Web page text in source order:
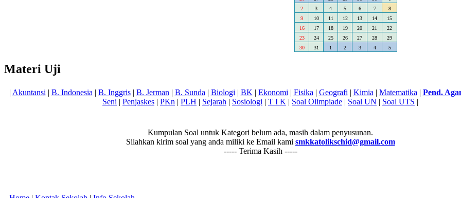
2
3 4 5 6 7
8
9
10 11 12 13 14
15
16
17 18 19 20 21
22
23
24 25 26 27 28
29
30
31 1 2 3 4 5
Materi Uji
| Akuntansi | B. Indonesia | B. Inggris| B. Jerman | B. Sunda | Biologi | BK | Ekonomi | Fisika | Geografi | Kimia | Matematika | Pend.
Seni | Penjaskes | PKn | PLH | Sejarah | Sosiologi | T I K | Soal Olimpiade | Soal UN | Soal UTS |
Kumpulan Soal untuk Kategori belum ada, masih dalam penyusunan.
Silahkan kirim soal yang anda miliki ke Email kami smkkatolikschid@gmail.com
----- Terima Kasih -----